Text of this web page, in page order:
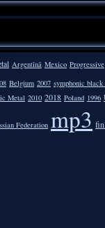
Argentīnā Mexico Progressive
Belgium 2007 symphonic
Metal 2010 2018 Poland 1996
Federation mp3